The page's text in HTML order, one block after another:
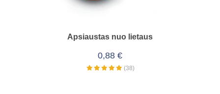
Apsiaustas nuo lietaus
0,88 €
(38)